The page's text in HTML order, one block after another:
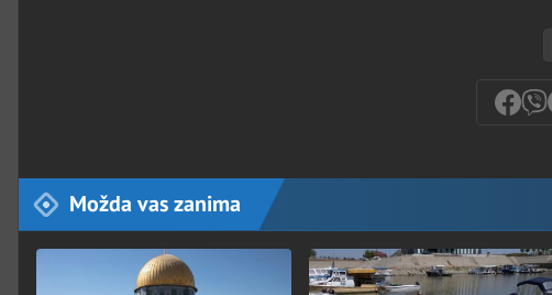
Možda vas zanima